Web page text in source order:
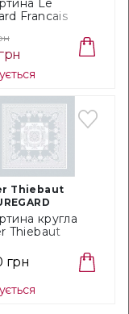
і
Le
Francais
см (25080)
Thiebaut
кругла
Thiebaut
195 см (7573)
грн